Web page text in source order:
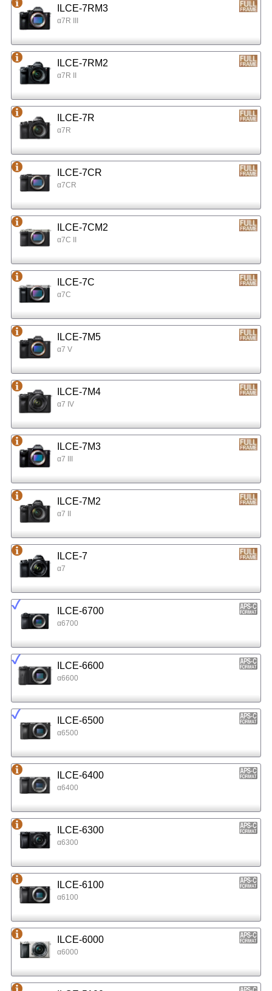
ILCE-7RM3
α7R III
ILCE-7RM2
α7R II
ILCE-7R
α7R
ILCE-7CR
α7CR
ILCE-7CM2
α7C II
ILCE-7C
α7C
ILCE-7M5
α7 V
ILCE-7M4
α7 IV
ILCE-7M3
α7 III
ILCE-7M2
α7 II
ILCE-7
α7
ILCE-6700
α6700
ILCE-6600
α6600
ILCE-6500
α6500
ILCE-6400
α6400
ILCE-6300
α6300
ILCE-6100
α6100
ILCE-6000
α6000